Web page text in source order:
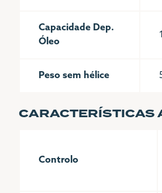
Capacidade Dep.
Óleo
Peso sem hélice
CARACTERÍSTICAS
Controlo